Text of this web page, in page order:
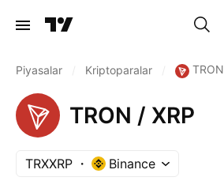
Piyasalar Kriptoparalar TRON
TRON / XRP
TRXXRP Binance